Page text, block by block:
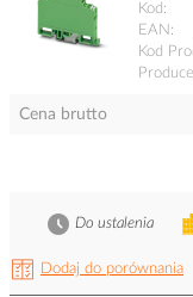
Kod
EAN
Kod
Cena brutto
Dodaj do porównania
Do ustalenia